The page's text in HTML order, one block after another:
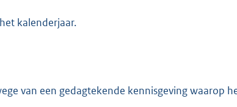
kalenderjaar.
van een gedagtekende kennisgeving waarop